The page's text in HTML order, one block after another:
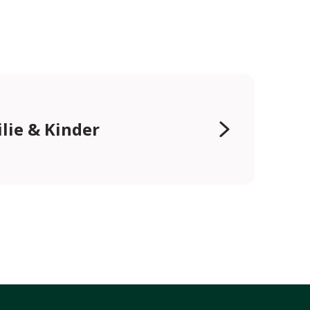
& Kinder